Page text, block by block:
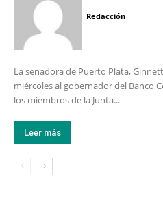
Redacción
La senadora de Puerto Plata,
miércoles al gobernador del Banco
los miembros de la Junta...
Leer más